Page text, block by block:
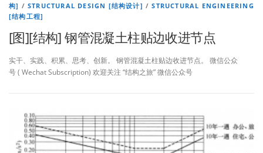
构] /STRUCTURAL DESIGN [结构设计] /STRUCTURAL ENGINEERING
[结构工程]
[图][结构] 钢管混凝土柱贴边收进节点
实干、实践、积累、思考、创新。 钢管混凝土柱贴边收进节点。 微信公众
号 ( Wechat Subscription) 欢迎关注 “结构之旅” 微信公众号